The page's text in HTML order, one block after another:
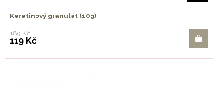
Keratinový granulát (10g)
189 Kč
119 Kč